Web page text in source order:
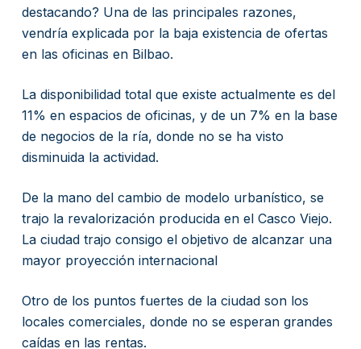
destacando? Una de las principales razones,
vendría explicada por la baja existencia de ofertas
en las oficinas en Bilbao.
La disponibilidad total que existe actualmente es del
11% en espacios de oficinas, y de un 7% en la base
de negocios de la ría, donde no se ha visto
disminuida la actividad.
De la mano del cambio de modelo urbanístico, se
trajo la revalorización producida en el Casco Viejo.
La ciudad trajo consigo el objetivo de alcanzar una
mayor proyección internacional
Otro de los puntos fuertes de la ciudad son los
locales comerciales, donde no se esperan grandes
caídas en las rentas.